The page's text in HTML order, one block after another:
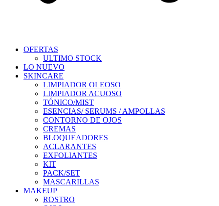
OFERTAS
ULTIMO STOCK
LO NUEVO
SKINCARE
LIMPIADOR OLEOSO
LIMPIADOR ACUOSO
TÓNICO/MIST
ESENCIAS/ SERUMS / AMPOLLAS
CONTORNO DE OJOS
CREMAS
BLOQUEADORES
ACLARANTES
EXFOLIANTES
KIT
PACK/SET
MASCARILLAS
MAKEUP
ROSTRO